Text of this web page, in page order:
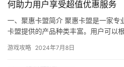
何助力用户享受超值优惠服务
一、聚惠卡盟简介 聚惠卡盟是一家专
卡盟提供的产品种类丰富。用户可以
游戏攻略 2024年7月8日